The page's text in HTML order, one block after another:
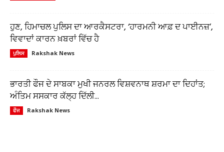
ਹੁਣ, ਹਿਮਾਚਲ ਪੁਲਿਸ ਦਾ ਆਰਕੈਸਟਰਾ, ‘ਹਾਰਮਨੀ ਆਫ਼ ਦ ਪਾਈਨਜ਼’,
ਵਿਵਾਦਾਂ ਕਾਰਨ ਖ਼ਬਰਾਂ ਵਿੱਚ ਹੈ
ਪੁਲਿਸ Rakshak News
ਭਾਰਤੀ ਫੌਜ ਦੇ ਸਾਬਕਾ ਮੁਖੀ ਜਨਰਲ ਵਿਸ਼ਵਨਾਥ ਸ਼ਰਮਾ ਦਾ ਦਿਹਾਂਤ;
ਅੰਤਿਮ ਸਸਕਾਰ ਕੱਲ੍ਹ ਦਿੱਲੀ...
ਫੌਜ Rakshak News